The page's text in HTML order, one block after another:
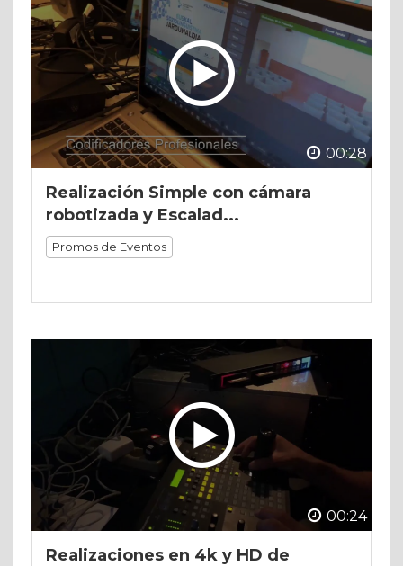
00:28
Realización Simple con cámara
robotizada y Escalad...
Promos de Eventos
00:24
Realizaciones en 4k y HD de